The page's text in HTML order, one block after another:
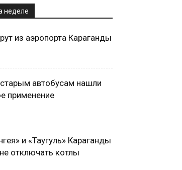
неделе
из аэропорта Караганды
автобусам нашли
применение
и «Таугуль» Караганды
отключать котлы